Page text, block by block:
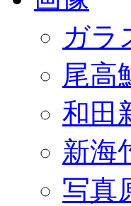
ガラ
尾高
和田
新海
写真